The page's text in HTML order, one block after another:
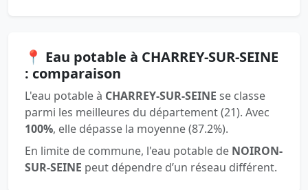
📍 Eau potable à CHARREY-SUR-SEINE
: comparaison
L'eau potable à CHARREY-SUR-SEINE se classe
parmi les meilleures du département (21). Avec
100%, elle dépasse la moyenne (87.2%).
En limite de commune, l'eau potable de NOIRON-
SUR-SEINE peut dépendre d’un réseau différent.